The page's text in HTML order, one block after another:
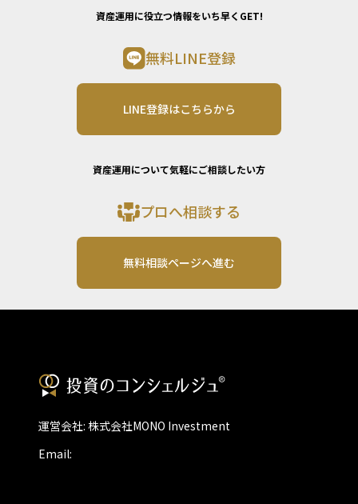
資産運用に役立つ情報をいち早くGET!
無料LINE登録
LINE登録はこちらから
資産運用について気軽にご相談したい方
プロへ相談する
無料相談ページへ進む
運営会社: 株式会社MONO Investment
Email: